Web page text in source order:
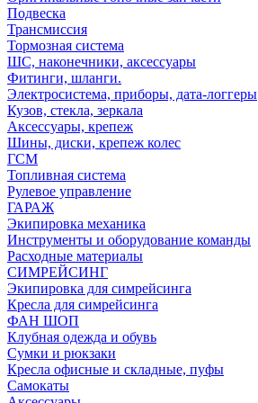
Подвеска
Трансмиссия
Тормозная система
ШС, наконечники, аксессуары
Фитинги, шланги.
Электросистема, приборы, дата-логгеры
Кузов, стекла, зеркала
Аксессуары, крепеж
Шины, диски, крепеж колес
ГСМ
Топливная система
Рулевое управление
ГАРАЖ
Экипировка механика
Инструменты и оборудование команды
Расходные материалы
СИМРЕЙСИНГ
Экипировка для симрейсинга
Кресла для симрейсинга
ФАН ШОП
Клубная одежда и обувь
Сумки и рюкзаки
Кресла офисные и складные, пуфы
Самокаты